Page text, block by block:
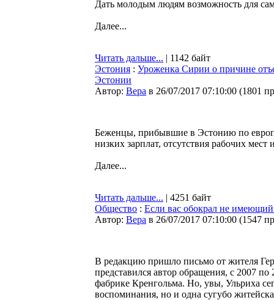
Дать молодым людям возможность для
Далее...
Читать дальше... | 1142 байт
Эстония : Уроженка Сирии о причине
Эстонии
Автор: Bepa в 26/07/2017 07:10:00 (1801
Беженцы, прибывшие в Эстонию по
низких зарплат, отсутствия рабочих
Далее...
Читать дальше... | 4251 байт
Общество : Если вас обокрал не
Автор: Bepa в 26/07/2017 07:10:00 (1547
В редакцию пришло письмо от жителя
представился автор обращения, с 2007
фабрике Кренгольма. Но, увы, Ульриха
воспоминания, но и одна сугубо